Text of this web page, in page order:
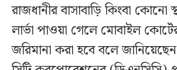
রাজধানীর বাসাবাড়ি কিংবা কোনো
লার্ভা পাওয়া গেলে মোবাইল
জরিমানা করা হবে বলে